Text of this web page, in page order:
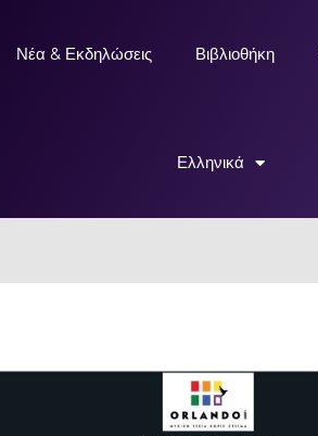
Νέα & Εκδηλώσεις Βιβλιοθήκη
Ελληνικά